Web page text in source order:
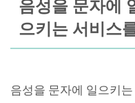
음성을 문자에
으키는 서비스
음성을 문자에 일으키